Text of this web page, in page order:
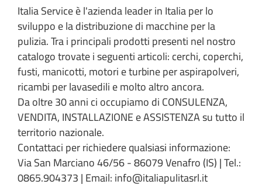
Italia Service è l'azienda leader in Italia per lo
sviluppo e la distribuzione di macchine per la
pulizia. Tra i principali prodotti presenti nel nostro
catalogo trovate i seguenti articoli: cerchi, coperchi,
fusti, manicotti, motori e turbine per aspirapolveri,
ricambi per lavasedili e molto altro ancora.
Da oltre 30 anni ci occupiamo di CONSULENZA,
VENDITA, INSTALLAZIONE e ASSISTENZA su tutto il
territorio nazionale.
Contattaci per richiedere qualsiasi informazione:
Via San Marciano 46/56 - 86079 Venafro (IS) | Tel.:
0865.904373 | Email: info@italiapulitasrl.it